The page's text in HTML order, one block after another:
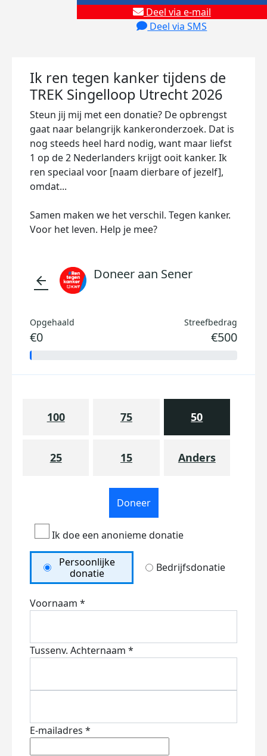
Deel via e-mail
Deel via SMS
Ik ren tegen kanker tijdens de
TREK Singelloop Utrecht 2026
Steun jij mij met een donatie? De opbrengst
gaat naar belangrijk kankeronderzoek. Dat is
nog steeds heel hard nodig, want maar liefst
1 op de 2 Nederlanders krijgt ooit kanker. Ik
ren speciaal voor [naam dierbare of jezelf],
omdat...
Samen maken we het verschil. Tegen kanker.
Voor het leven. Help je mee?
arrow_back Doneer aan Sener
Opgehaald
€0
Streefbedrag
€500
100 75 50
25 15 Anders
Doneer
Ik doe een anonieme donatie
Persoonlijke
donatie
Bedrijfsdonatie
Voornaam *
Tussenv. Achternaam *
E-mailadres *